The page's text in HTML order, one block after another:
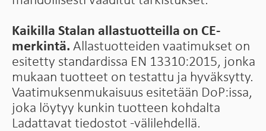
Kaikilla Stalan allastuotteilla on CE-
merkintä. Allastuotteiden vaatimukset on
esitetty standardissa EN 13310:2015, jonka
mukaan tuotteet on testattu ja hyväksytty.
Vaatimuksenmukaisuus esitetään DoP:issa,
joka löytyy kunkin tuotteen kohdalta
Ladattavat tiedostot -välilehdellä.